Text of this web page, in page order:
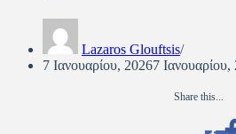
Lazaros Glouftsis
7 Ιανουαρίου, 20267 Ιανουαρίου,
Share this...